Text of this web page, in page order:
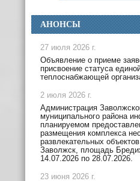
АНОНСЫ
27 июля 2026 г.
Объявление о приеме
присвоение статуса
теплоснабжающей
2 июля 2026 г.
Администрация
муниципального района
планируемом
размещения комплекса
развлекательных
Заволжск, площадь
14.07.2026 по 28.07.2026.
23 июня 2026 г.